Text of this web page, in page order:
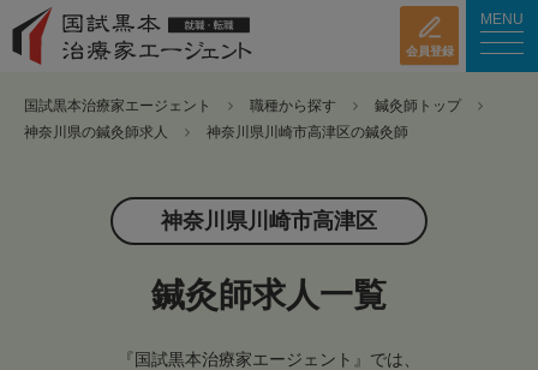
会員登録
MENU
国試黒本治療家エージェント 職種から探す
鍼灸師トップ
神奈川県の鍼灸師求人
神奈川県川崎市高津区の鍼灸師
神奈川県川崎市高津区
鍼灸師求人一覧
『国試黒本治療家エージェント』では、